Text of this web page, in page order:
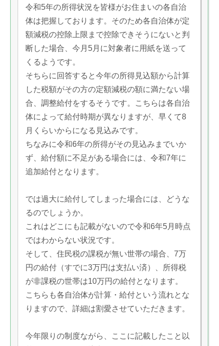
令和5年の所得状況を皆様がお住まいの各自治
体は把握しております。そのため各自治体が定
額減税の控除上限まで控除できそうにないと判
断した場合、今月5月に対象者に用紙を送って
くるようです。
そちらに回答すると今年の所得見込額から計算
した税額がその方の定額減税の額に満たない場
合、調整給付をするそうです。こちらは各自治
体によって給付時期が異なりますが、早くて8
月くらいからになる見込みです。
ちなみに令和6年の所得がその見込みまでいか
ず、給付額に不足がある場合には、令和7年に
追加給付となります。
では過大に給付してしまった場合には、どうな
るのでしょうか。
これはどこにも記載がないので令和6年5月時点
ではわからない状況です。
そして、住民税の課税が無い世帯の場合、7万
円の給付（すでに3万円は支払い済）、所得税
が非課税の世帯は10万円の給付となります。
こちらも各自治体が計算・給付という流れとな
りますので、詳細は割愛させていただきます。
今年限りの制度ながら、ここに記載したこと以